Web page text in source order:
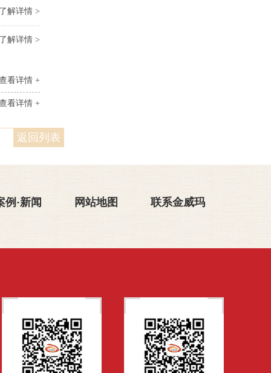
解详情 >
解详情 >
看详情 +
看详情 +
返回列表
例·新闻 网站地图 联系金威玛